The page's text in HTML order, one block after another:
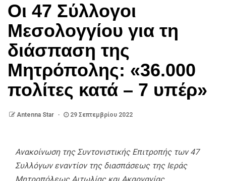
Οι 47 Σύλλογοι
Μεσολογγίου για τη
διάσπαση της
Μητρόπολης: «36.000
πολίτες κατά – 7 υπέρ»
Antenna Star 29 Σεπτεμβρίου 2022
Ανακοίνωση της Συντονιστικής Επιτροπής των 47
Συλλόγων εναντίον της διασπάσεως της Ιεράς